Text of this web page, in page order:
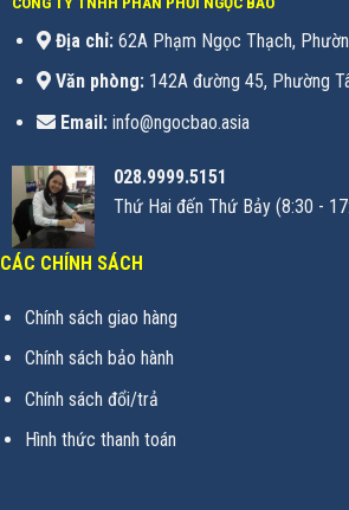
Địa chỉ:62A Phạm Ngọc Thạch,
Văn phòng:142A đường 45, Phường
Email:info@ngocbao.asia
028.9999.5151
Thứ Hai đến Thứ Bảy (8:30 -
CÁC CHÍNH SÁCH
Chính sách giao hàng
Chính sách bảo hành
Chính sách đổi/trả
Hình thức thanh toán